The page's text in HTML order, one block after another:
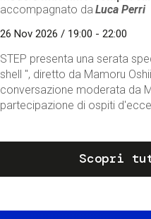
accompagnato da Luca Perri
26 Nov 2026 / 19:00 - 22:00
STEP presenta una serata
shell ", diretto da Mamoru
conversazione moderata da
partecipazione di ospiti
Scopri